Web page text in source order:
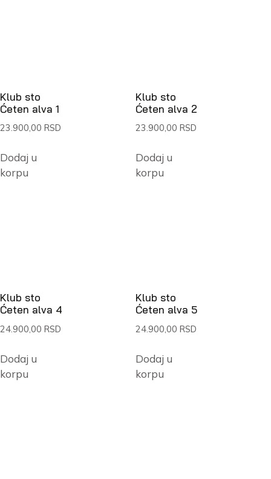
Klub sto
Ćeten alva 1
23.900,00 RSD
Dodaj u
korpu
Klub sto
Ćeten alva 2
23.900,00 RSD
Dodaj u
korpu
Klub sto
Ćeten alva 4
24.900,00 RSD
Dodaj u
korpu
Klub sto
Ćeten alva 5
24.900,00 RSD
Dodaj u
korpu